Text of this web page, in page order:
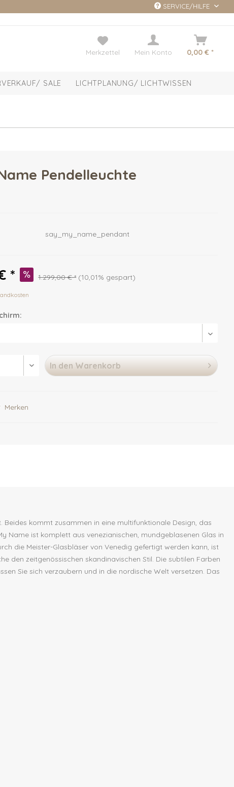
SERVICE/HILFE
Merkzettel Mein Konto 0,00 € *
SALE LICHTPLANUNG/ LICHTWISSEN
Pendelleuchte
say_my_name_pendant
* 1.299,00 € * (10,01% gespart)
In den Warenkorb
Merken
kommt zusammen in eine multifunktionale Design, das
Name ist komplett aus venezianischen, mundgeblasenen Glas in
die Meister-Glasbläser von Venedig gefertigt werden kann, ist
den zeitgenössischen skandinavischen Stil. Die subtilen Farben
Sie sich verzaubern und in die nordische Welt versetzen. Das